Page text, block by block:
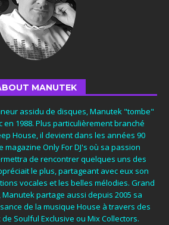
MANUTEK
assidu de disques, Manutek "tombe"
en 1988. Plus particulièrement branché
House, il devient dans les années 90
Only For DJ's où sa passion
de rencontrer quelques uns des
le plus, partageant avec eux son
vocales et les belles mélodies. Grand
partage aussi depuis 2005 sa
de la musique House à travers des
Soulful Exclusive ou Mix Collectors.